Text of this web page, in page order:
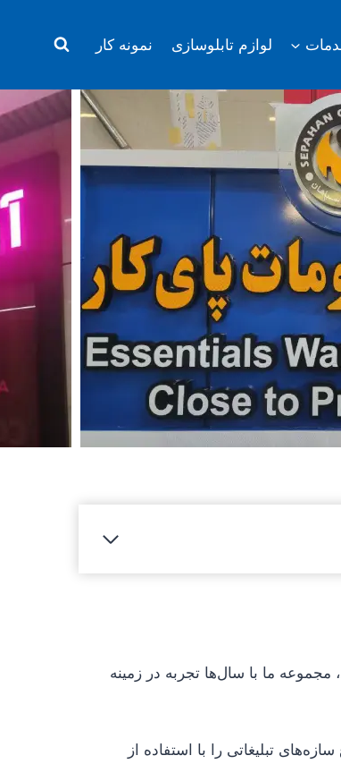
لوازم تابلوسازی نمونه کار
مجموعه ما با سال‌ها تجربه در زمینه
سازه‌های تبلیغاتی را با استفاده از